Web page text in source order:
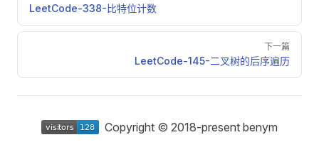
LeetCode-338-比特位计数
下一篇
LeetCode-145-二叉树的后序遍历
Copyright © 2018-present benym